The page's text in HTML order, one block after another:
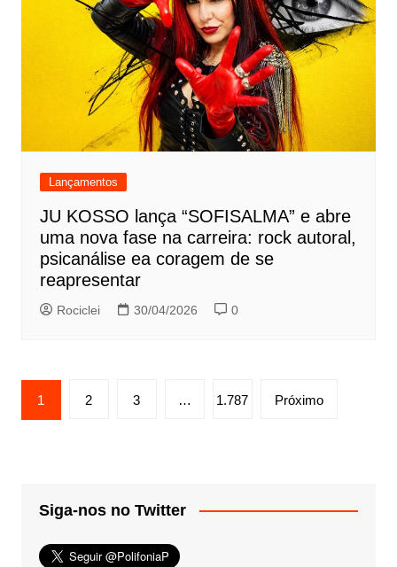
Lançamentos
JU KOSSO lança “SOFISALMA” e abre
uma nova fase na carreira: rock autoral,
psicanálise ea coragem de se
reapresentar
Rociclei 30/04/2026 0
Paginação
de
1 2 3 … 1.787 Próximo
Siga-nos no Twitter